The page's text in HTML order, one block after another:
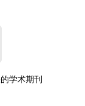
学术期刊